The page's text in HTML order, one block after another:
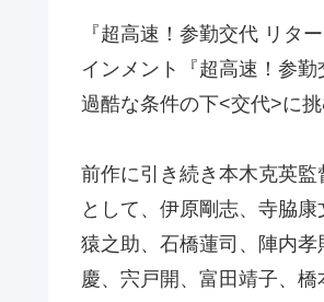
『超高速！参勤交代 リタ
インメント『超高速！参
過酷な条件の下<交代>に
前作に引き続き本木克英
として、伊原剛志、寺脇
猿之助、石橋蓮司、陣内
慶、宍戸開、富田靖子、